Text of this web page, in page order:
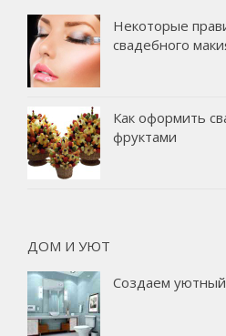
Некоторые
свадебного
Как оформить
фруктами
ДОМ И УЮТ
Создаем